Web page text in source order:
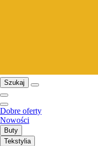
Szukaj
Dobre oferty
Nowości
Buty
Tekstylia